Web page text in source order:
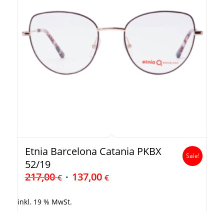
Etnia Barcelona Catania PKBX
52/19
217,00€ 137,00 €
Sale!
inkl. 19 % MwSt.